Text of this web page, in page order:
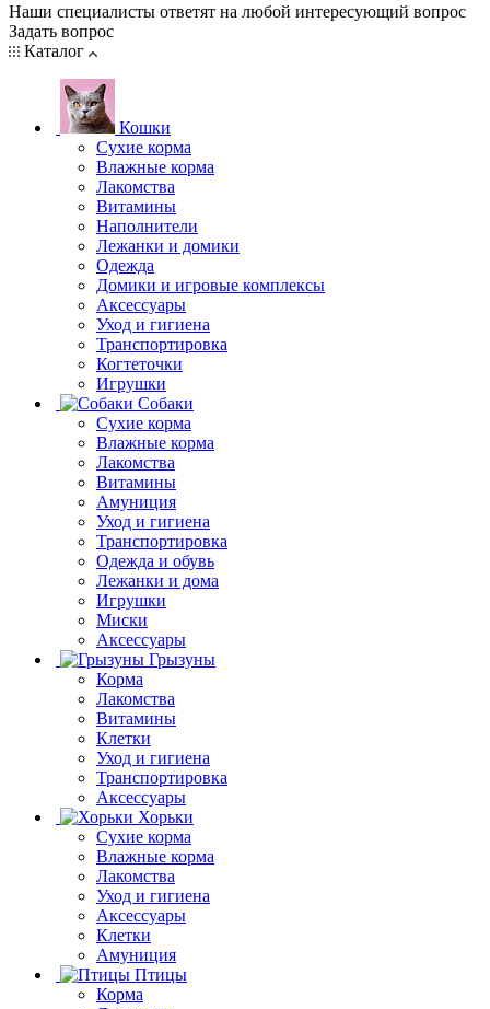
Наши специалисты ответят на любой интересующий вопрос
Задать вопрос
Каталог
Кошки
Сухие корма
Влажные корма
Лакомства
Витамины
Наполнители
Лежанки и домики
Одежда
Домики и игровые комплексы
Аксессуары
Уход и гигиена
Транспортировка
Когтеточки
Игрушки
Собаки
Сухие корма
Влажные корма
Лакомства
Витамины
Амуниция
Уход и гигиена
Транспортировка
Одежда и обувь
Лежанки и дома
Игрушки
Миски
Аксессуары
Грызуны
Корма
Лакомства
Витамины
Клетки
Уход и гигиена
Транспортировка
Аксессуары
Хорьки
Сухие корма
Влажные корма
Лакомства
Уход и гигиена
Аксессуары
Клетки
Амуниция
Птицы
Корма